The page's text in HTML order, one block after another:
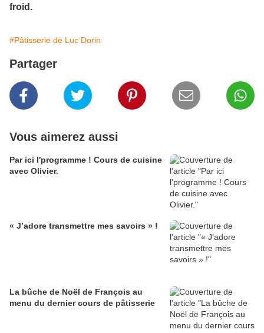
froid.
#Pâtisserie de Luc Dorin
Partager
Vous aimerez aussi
Par ici l'programme ! Cours de cuisine
avec Olivier.
« J’adore transmettre mes savoirs » !
La bûche de Noël de François au
menu du dernier cours de pâtisserie